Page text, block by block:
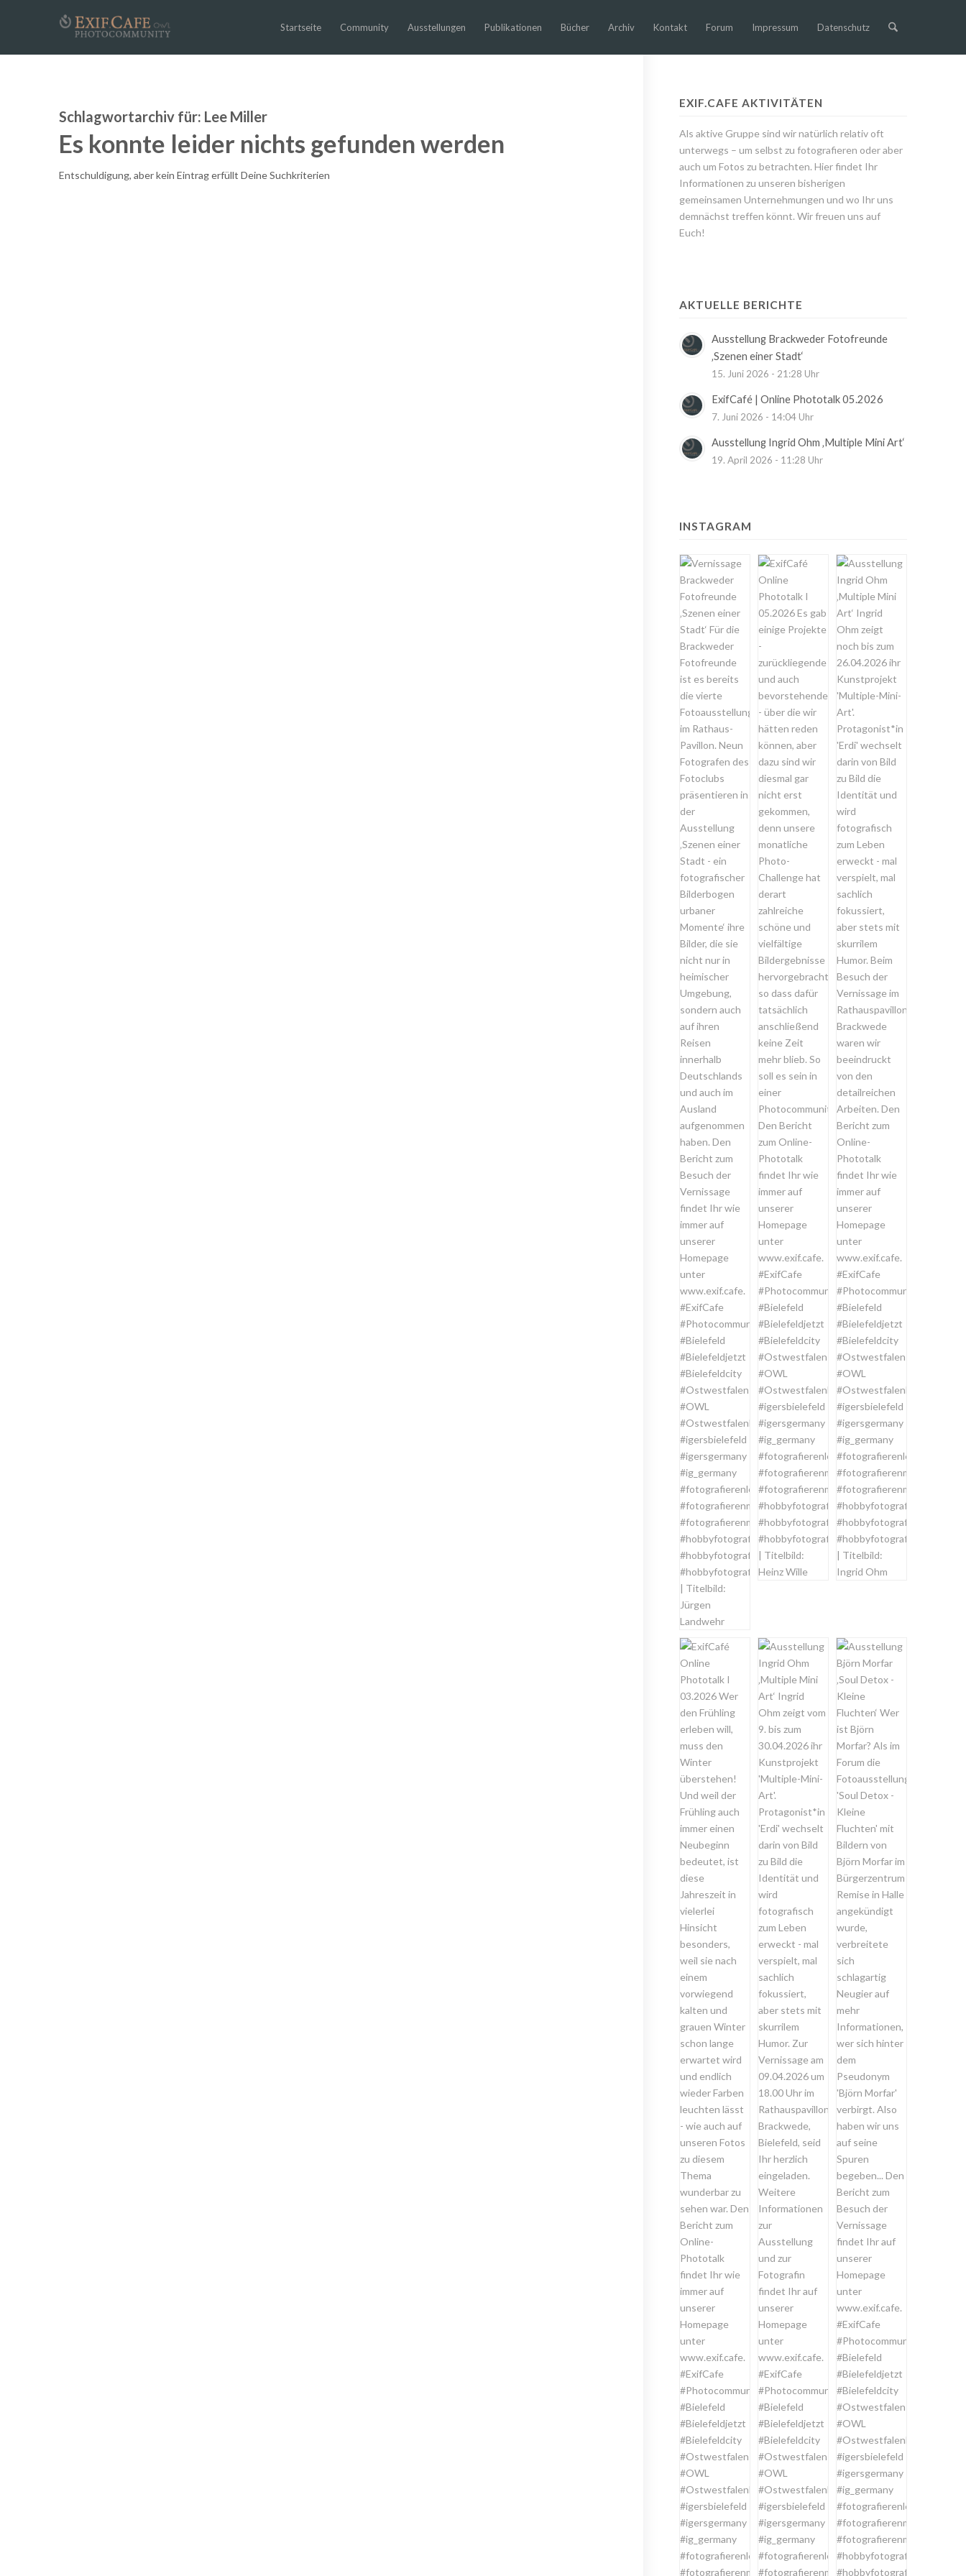
Startseite Community Ausstellungen Publikationen Bücher Archiv Kontakt Forum Impressum Datenschutz
Schlagwortarchiv für: Lee Miller
Es konnte leider nichts gefunden werden
Entschuldigung, aber kein Eintrag erfüllt Deine Suchkriterien
EXIF.CAFE AKTIVITÄTEN
Als aktive Gruppe sind wir natürlich relativ oft
unterwegs – um selbst zu fotografieren oder aber
auch um Fotos zu betrachten. Hier findet Ihr
Informationen zu unseren bisherigen
gemeinsamen Unternehmungen und wo Ihr uns
demnächst treffen könnt. Wir freuen uns auf
Euch!
AKTUELLE BERICHTE
Ausstellung Brackweder Fotofreunde
‚Szenen einer Stadt‘
15. Juni 2026 - 21:28 Uhr
ExifCafé | Online Phototalk 05.2026
7. Juni 2026 - 14:04 Uhr
Ausstellung Ingrid Ohm ‚Multiple Mini Art‘
19. April 2026 - 11:28 Uhr
INSTAGRAM